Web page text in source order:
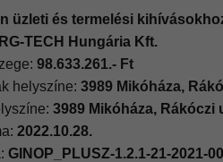
üzleti és termelési
TECH Hungária Kft.
98.633.261.- Ft
helyszíne: 3989 Mikóháza,
3989 Mikóháza, Rákóczi
2022.10.28.
GINOP_PLUSZ-1.2.1-21-2021-